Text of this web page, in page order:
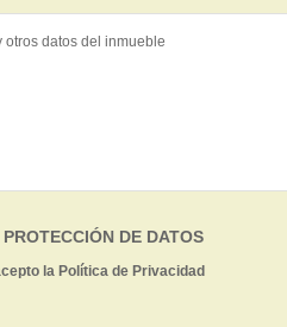
DE DATOS
la Política de Privacidad